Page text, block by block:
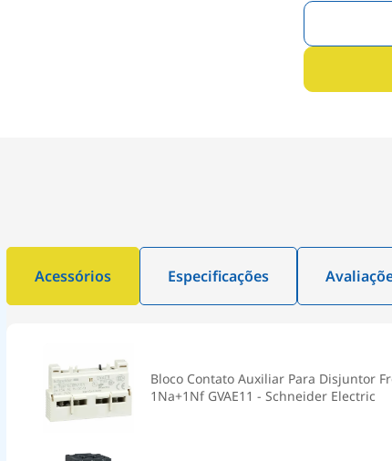
Acessórios Especificações
Bloco Contato Auxiliar Para Disjuntor
1Na+1Nf GVAE11 - Schneider Electric